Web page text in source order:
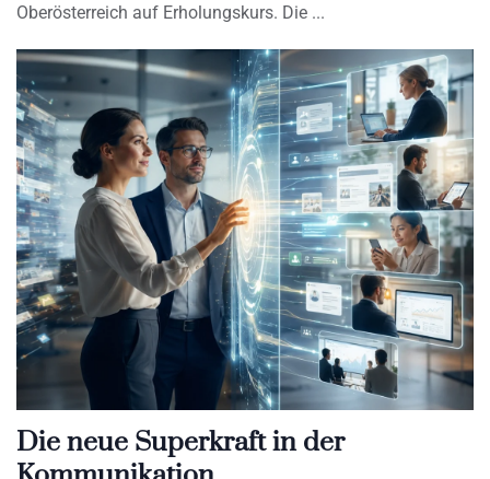
Oberösterreich auf Erholungskurs. Die
Die neue Superkraft in der